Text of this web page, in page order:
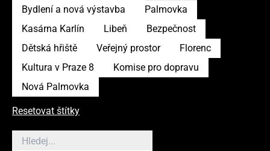
Bydlení a nová výstavba
Palmovka
Kasárna Karlín
Libeň
Bezpečnost
Dětská hřiště
Veřejný prostor
Florenc
Kultura v Praze 8
Komise pro dopravu
Nová Palmovka
Resetovat štítky